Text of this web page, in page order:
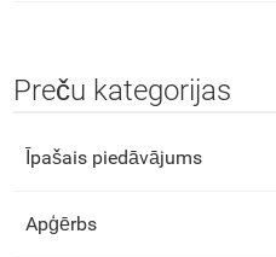
Preču kategorijas
Īpašais piedāvājums
Apģērbs